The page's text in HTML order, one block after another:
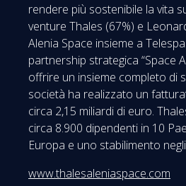
rendere più sostenibile la vita
venture Thales (67%) e
Alenia Space insieme a
partnership strategica “Space
offrire un insieme completo di
società ha realizzato un
circa 2,15 miliardi di euro.
circa 8.900 dipendenti in 10
Europa e uno stabilimento
www.thalesaleniaspace.com